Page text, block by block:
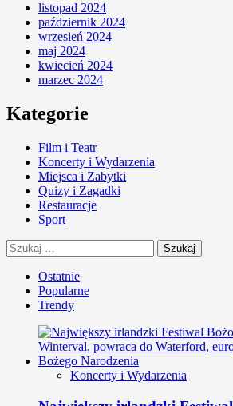
listopad 2024
październik 2024
wrzesień 2024
maj 2024
kwiecień 2024
marzec 2024
Kategorie
Film i Teatr
Koncerty i Wydarzenia
Miejsca i Zabytki
Quizy i Zagadki
Restauracje
Sport
Szukaj:
Ostatnie
Popularne
Trendy
Koncerty i Wydarzenia